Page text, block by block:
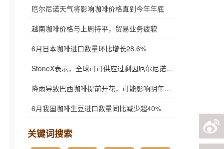
厄尔尼诺天气将影响咖啡价格直到今年年底
越南咖啡价格与上周持平，贸易业务疲软
6月日本咖啡进口数量环比增长28.6%
StoneX表示，全球可可供应过剩因厄尔尼诺而萎缩
降雨导致巴西咖啡提前开花，可能影响明年产量，造成近期价格波动极不稳定
6月我国咖啡生豆进口数量同比减少超40%
关键词搜索